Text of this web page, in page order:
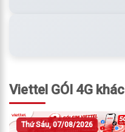
Viettel GÓI 4G khác
Thứ Sáu, 07/08/2026